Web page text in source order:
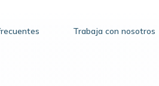
Trabaja con nosotros